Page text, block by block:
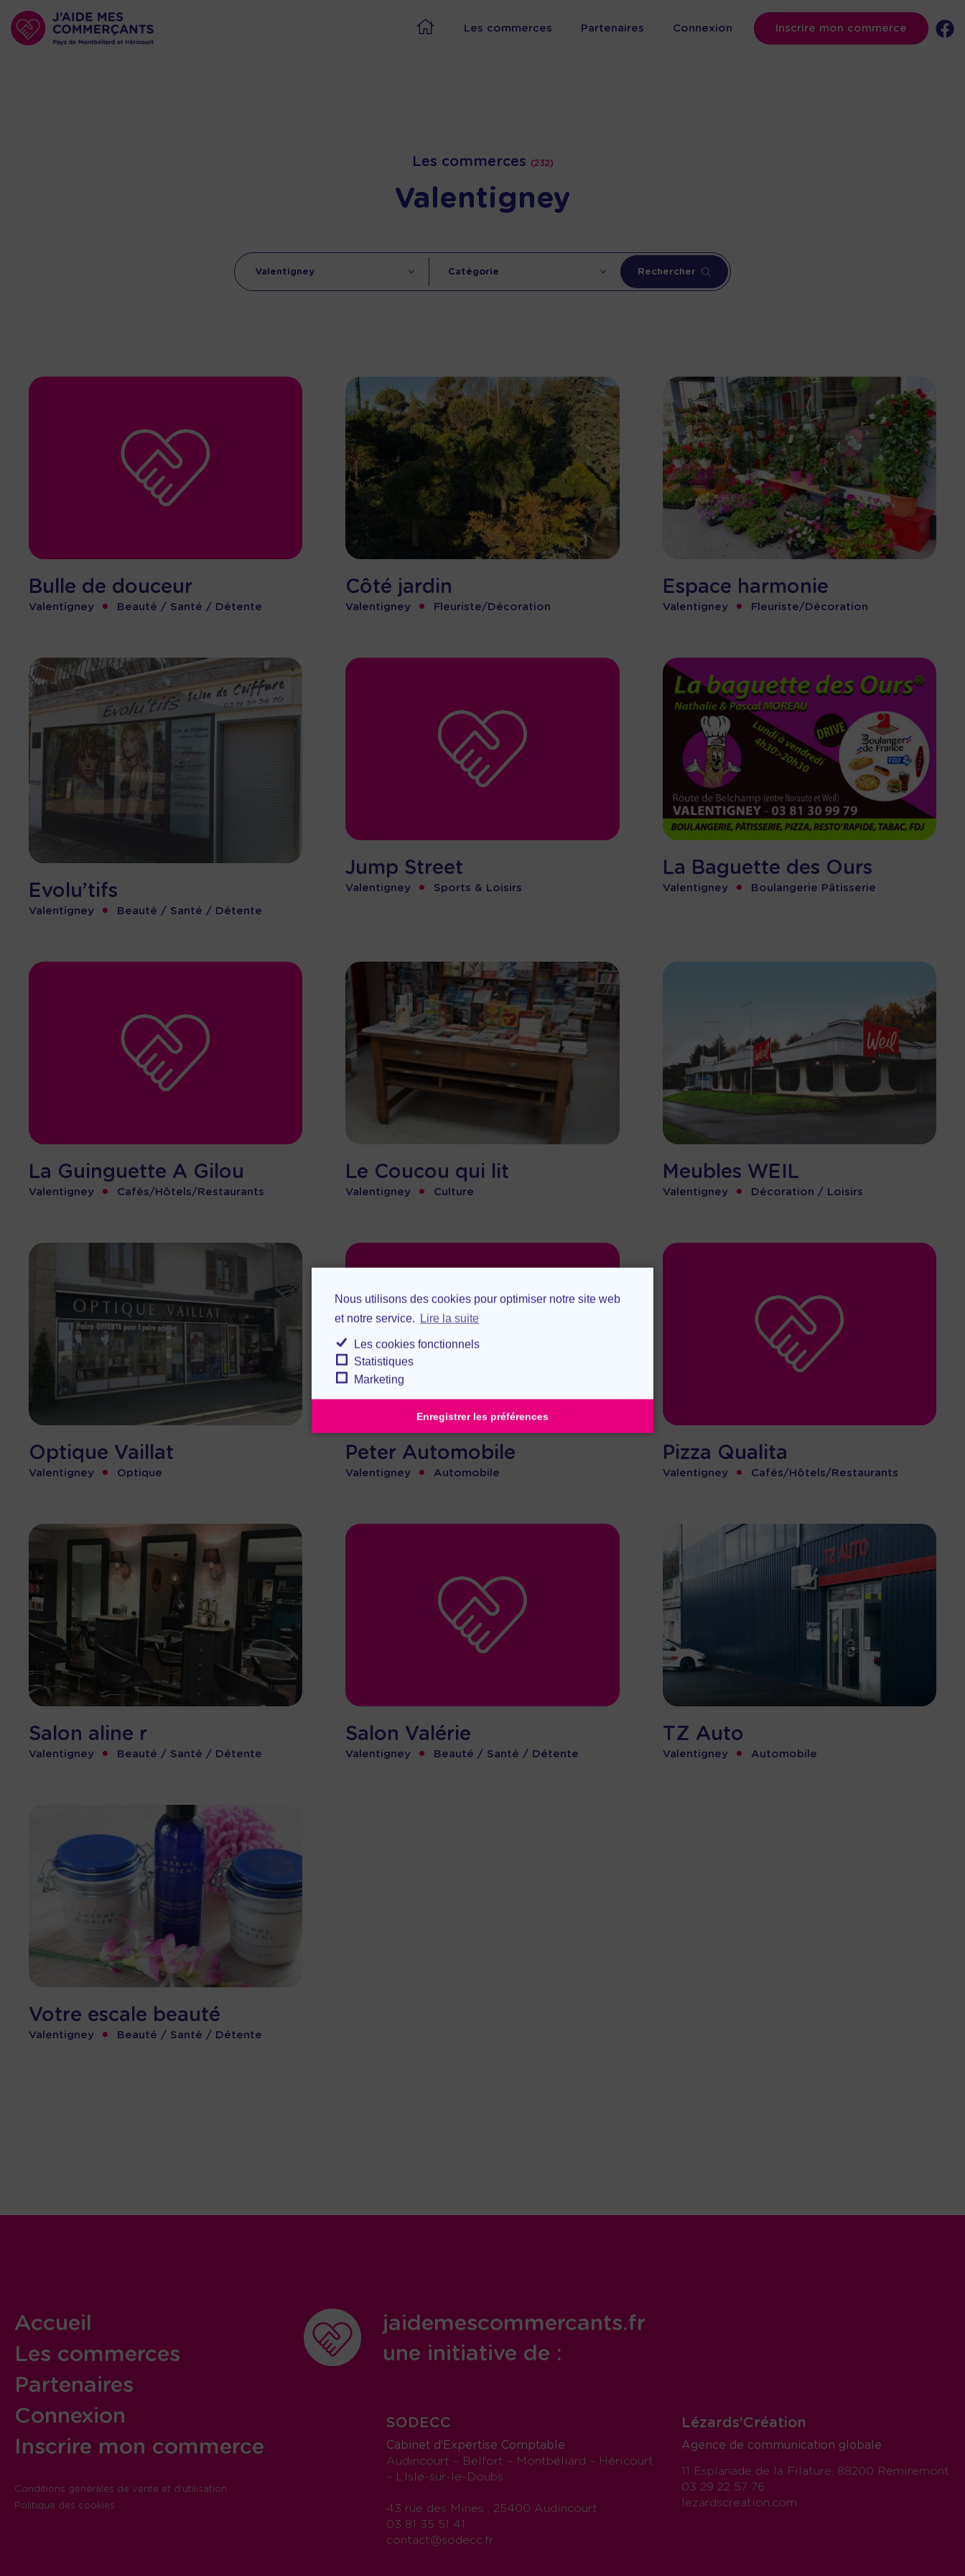
Nous utilisons des cookies pour optimiser notre site web
et notre service. Lire la suite
Les cookies fonctionnels
Statistiques
Marketing
Enregistrer les préférences
Les commerces Partenaires Connexion Inscrire mon commerce
Les commerces (232)
Valentigney
Rechercher
Bulle de douceur
Valentigney • Beauté / Santé / Détente
Côté jardin
Valentigney • Fleuriste/Décoration
Espace harmonie
Valentigney • Fleuriste/Décoration
Evolu’tifs
Valentigney • Beauté / Santé / Détente
Jump Street
Valentigney • Sports & Loisirs
La Baguette des Ours
Valentigney • Boulangerie Pâtisserie
La Guinguette A Gilou
Valentigney • Cafés/Hôtels/Restaurants
Le Coucou qui lit
Valentigney • Culture
Meubles WEIL
Valentigney • Décoration / Loisirs
Optique Vaillat
Valentigney • Optique
Peter Automobile
Valentigney • Automobile
Pizza Qualita
Valentigney • Cafés/Hôtels/Restaurants
Salon aline r
Valentigney • Beauté / Santé / Détente
Salon Valérie
Valentigney • Beauté / Santé / Détente
TZ Auto
Valentigney • Automobile
Votre escale beauté
Valentigney • Beauté / Santé / Détente
Accueil
Les commerces
Partenaires
Connexion
Inscrire mon commerce
Conditions générales de vente et d'utilisation
Politique des cookies
jaidemescommercants.fr
une initiative de :
SODECC
Cabinet d’Expertise Comptable
Audincourt – Belfort – Montbéliard – Héricourt
– L’Isle-sur-le-Doubs
43 rue des Mines , 25400 Audincourt
03 81 35 51 41
contact@sodecc.fr
Lézards'Création
Agence de communication globale
11 Esplanade de la Filature, 88200 Remiremont
03 29 22 57 76
lezardscreation.com